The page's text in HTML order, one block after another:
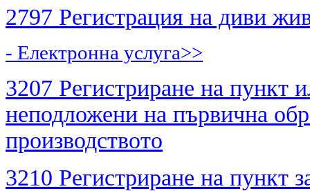
2797 Регистрация на диви
- Електронна услуга>>
3207 Регистриране на пункт
неподложени на първична
производството
3210 Регистриране на пункт